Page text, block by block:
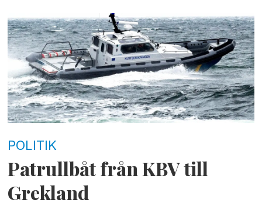
POLITIK
Patrullbåt från KBV till
Grekland